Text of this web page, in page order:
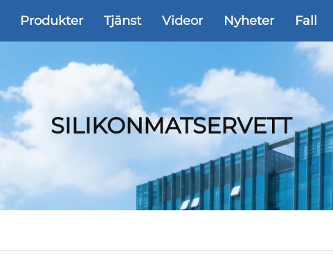
Produkter Tjänst Videor Nyheter Fall
SILIKONMATSERVETT